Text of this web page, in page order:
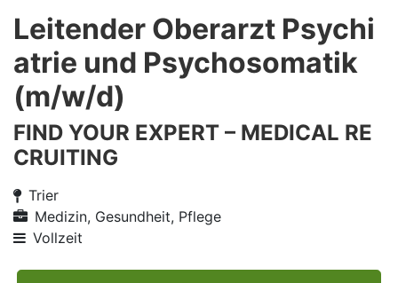
Leitender Oberarzt Psychi
atrie und Psychosomatik
(m/w/d)
FIND YOUR EXPERT – MEDICAL RE
CRUITING
Trier
Medizin, Gesundheit, Pflege
Vollzeit